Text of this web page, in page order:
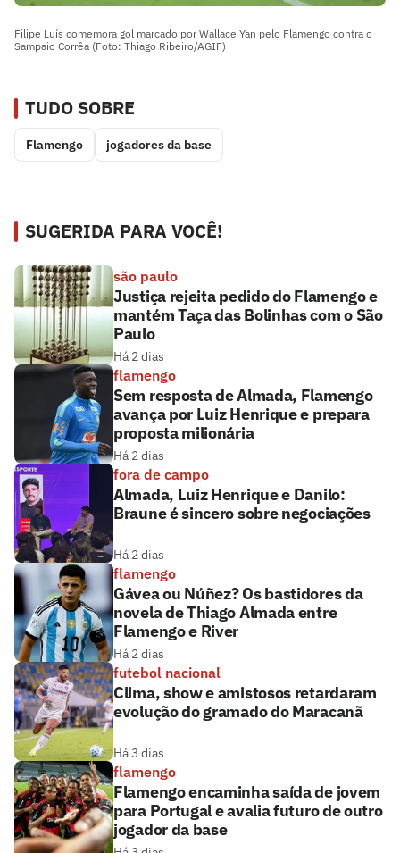
Filipe Luís comemora gol marcado por Wallace Yan pelo Flamengo contra o
Sampaio Corrêa (Foto: Thiago Ribeiro/AGIF)
TUDO SOBRE
Flamengo jogadores da base
SUGERIDA PARA VOCÊ!
são paulo
Justiça rejeita pedido do Flamengo e
mantém Taça das Bolinhas com o São
Paulo
Há 2 dias
flamengo
Sem resposta de Almada, Flamengo
avança por Luiz Henrique e prepara
proposta milionária
Há 2 dias
fora de campo
Almada, Luiz Henrique e Danilo:
Braune é sincero sobre negociações
Há 2 dias
flamengo
Gávea ou Núñez? Os bastidores da
novela de Thiago Almada entre
Flamengo e River
Há 2 dias
futebol nacional
Clima, show e amistosos retardaram
evolução do gramado do Maracanã
Há 3 dias
flamengo
Flamengo encaminha saída de jovem
para Portugal e avalia futuro de outro
jogador da base